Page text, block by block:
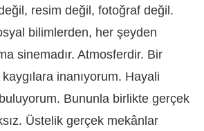
resim değil, fotoğraf değil.
bilimlerden, her şeyden
sinemadır. Atmosferdir. Bir
inanıyorum. Hayali
Bununla birlikte gerçek
Üstelik gerçek mekânlar